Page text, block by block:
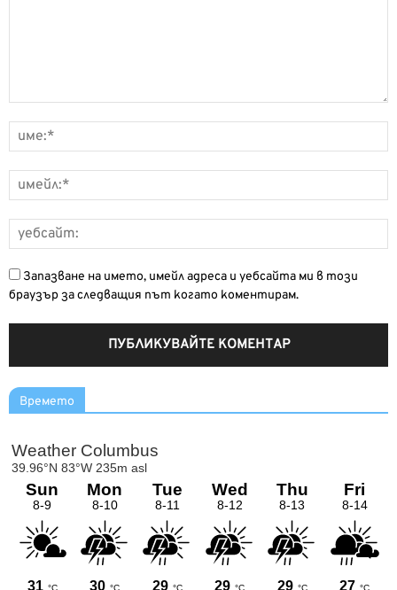
Запазване на името, имейл адреса и уебсайта ми в този
браузър за следващия път когато коментирам.
Времето